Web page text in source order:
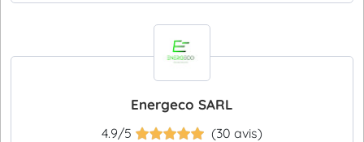
Energeco SARL
4.9/5 (30 avis)